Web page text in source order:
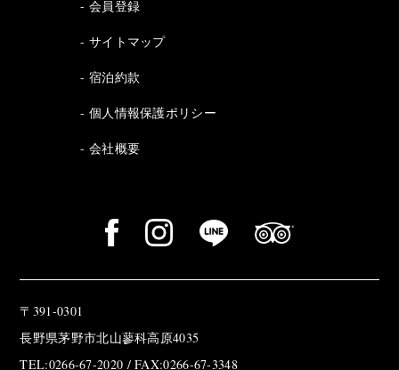
会員登録
サイトマップ
宿泊約款
個人情報保護ポリシー
会社概要
〒391-0301
長野県茅野市北山蓼科高原4035
TEL:0266-67-2020 / FAX:0266-67-3348